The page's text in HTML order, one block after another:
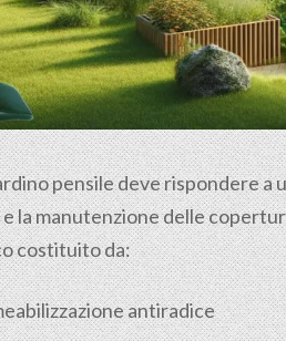
pensile deve rispondere
la manutenzione delle
costituito da:
antiradice